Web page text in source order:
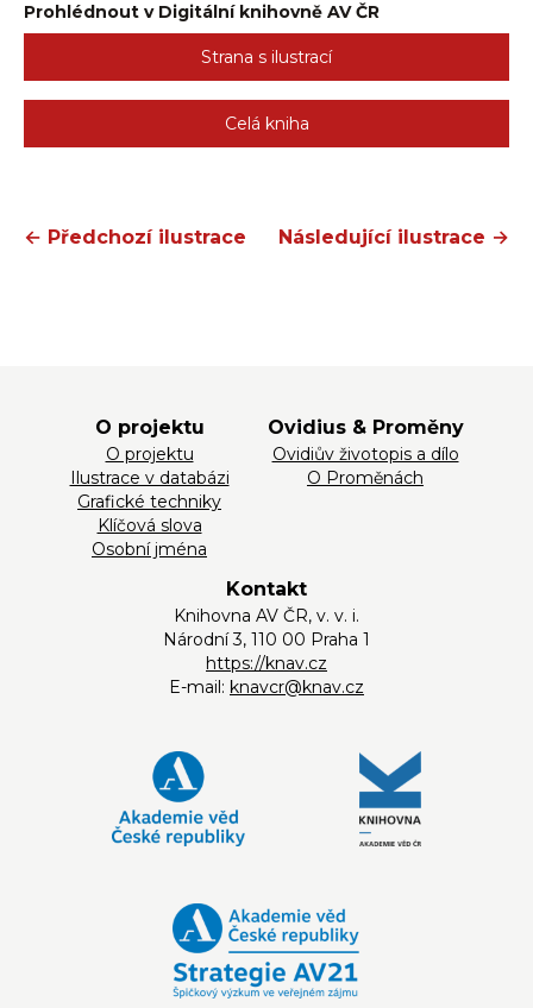
Prohlédnout v Digitální knihovně AV ČR
Strana s ilustrací
Celá kniha
← Předchozí ilustrace Následující ilustrace →
O projektu
O projektu
Ilustrace v databázi
Grafické techniky
Klíčová slova
Osobní jména
Ovidius & Proměny
Ovidiův životopis a dílo
O Proměnách
Kontakt
Knihovna AV ČR, v. v. i.
Národní 3, 110 00 Praha 1
https://knav.cz
E-mail: knavcr@knav.cz